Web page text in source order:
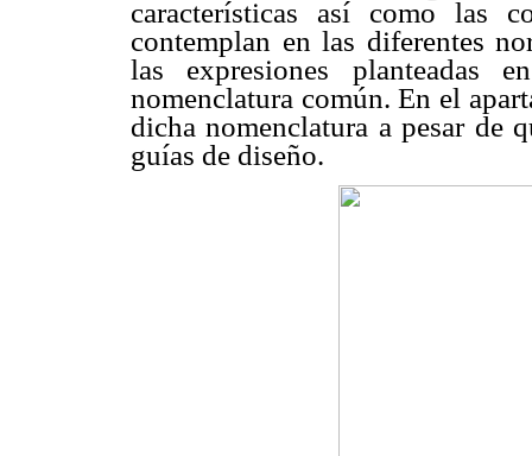
características así como las
contemplan en las diferentes
las expresiones planteadas
nomenclatura común. En el
dicha nomenclatura a pesar de
guías de diseño.